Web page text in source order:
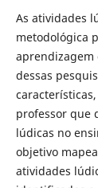
As atividades
metodológica
aprendizagem
dessas
professor que
lúdicas no
objetivo
atividades